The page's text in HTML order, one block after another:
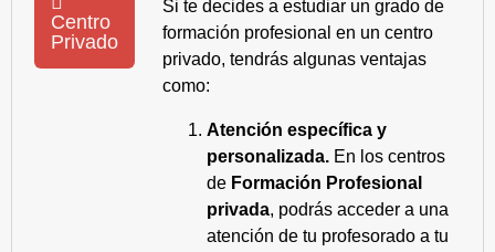
Centro
Privado
Si te decides a estudiar un grado de
formación profesional en un centro
privado, tendrás algunas ventajas
como:
Atención específica y
personalizada. En los centros
de Formación Profesional
privada, podrás acceder a una
atención de tu profesorado a tu